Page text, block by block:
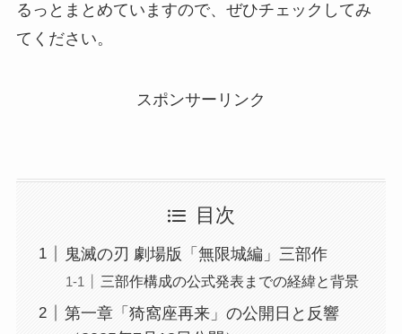
るっとまとめていますので、ぜひチェックしてみ
てください。
スポンサーリンク
目次
鬼滅の刃 劇場版「無限城編」三部作
三部作構成の公式発表までの経緯と背景
第一章「猗窩座再来」の公開日と反響